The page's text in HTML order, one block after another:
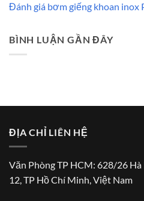
Đánh giá bơm giếng khoan inox
BÌNH LUẬN GẦN ĐÂY
ĐỊA CHỈ LIÊN HỆ
Văn Phòng TP HCM: 628/26
12, TP Hồ Chí Minh, Việt Nam